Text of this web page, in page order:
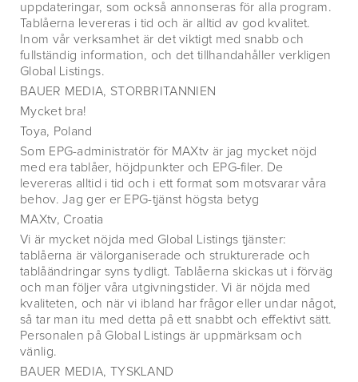
uppdateringar, som också annonseras för alla program.
Tablåerna levereras i tid och är alltid av god kvalitet.
Inom vår verksamhet är det viktigt med snabb och
fullständig information, och det tillhandahåller verkligen
Global Listings.
BAUER MEDIA, STORBRITANNIEN
Mycket bra!
Toya, Poland
Som EPG-administratör för MAXtv är jag mycket nöjd
med era tablåer, höjdpunkter och EPG-filer. De
levereras alltid i tid och i ett format som motsvarar våra
behov. Jag ger er EPG-tjänst högsta betyg
MAXtv, Croatia
Vi är mycket nöjda med Global Listings tjänster:
tablåerna är välorganiserade och strukturerade och
tablåändringar syns tydligt. Tablåerna skickas ut i förväg
och man följer våra utgivningstider. Vi är nöjda med
kvaliteten, och när vi ibland har frågor eller undar något,
så tar man itu med detta på ett snabbt och effektivt sätt.
Personalen på Global Listings är uppmärksam och
vänlig.
BAUER MEDIA, TYSKLAND